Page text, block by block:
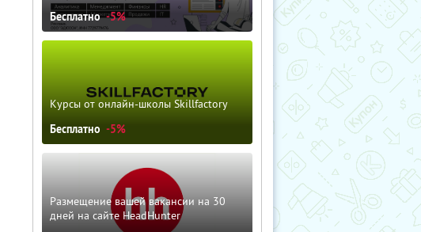
Бесплатно -5%
Курсы от онлайн-школы Skillfactory
Бесплатно -5%
Размещение вашей вакансии на 30
дней на сайте HeadHunter